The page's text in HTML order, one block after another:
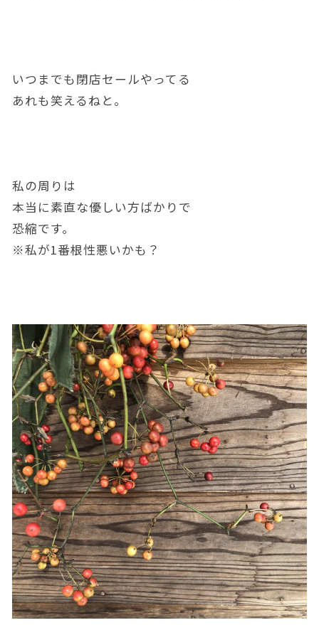
いつまでも閉店セールやってる
あれも笑えるねと。
私の周りは
本当に素直な優しい方ばかりで
恐縮です。
※私が1番根性悪いかも？